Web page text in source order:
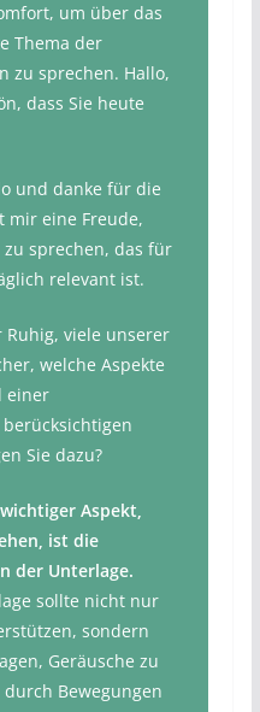
um über das
Thema der
zu sprechen. Hallo,
dass Sie heute
und danke für die
mir eine Freude,
sprechen, das für
relevant ist.
Ruhig, viele unserer
welche Aspekte
einer
Sie dazu?
Aspekt,
ist die
der Unterlage.
sollte nicht nur
sondern
Geräusche zu
Bewegungen